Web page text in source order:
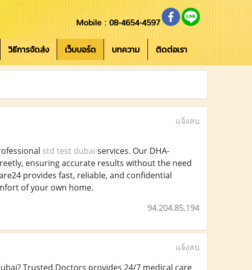
Mobile : 08-4654-4597
วิธีการจัดส่ง เว็บบอร์ด บทความ ติดต่อเรา
แจ้งลบ
std test dubai services. Our DHA-
ensuring accurate results without the need
provides fast, reliable, and confidential
of your own home.
94.204.85.194
แจ้งลบ
Trusted Doctors provides 24/7 medical care